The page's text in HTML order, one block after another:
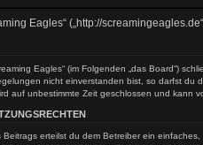
Eagles“ („http://
Eagles“ (im Folgenden „das Board“)
nicht einverstanden bist, so darfst du
auf unbestimmte Zeit geschlossen und kann
Beitrags erteilst du dem Betreiber ein